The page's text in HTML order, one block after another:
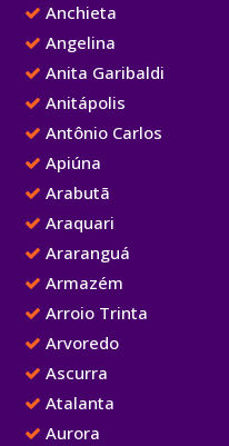
Anchieta
Angelina
Anita Garibaldi
Anitápolis
Antônio Carlos
Apiúna
Arabutã
Araquari
Araranguá
Armazém
Arroio Trinta
Arvoredo
Ascurra
Atalanta
Aurora